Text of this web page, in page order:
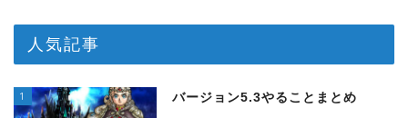
人気記事
1 バージョン5.3やることまとめ